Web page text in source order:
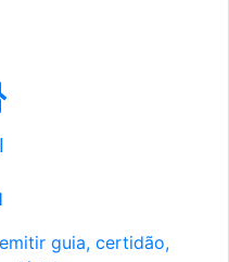
guia, certidão,